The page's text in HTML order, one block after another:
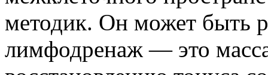
методик. Он может быть
лимфодренаж — это